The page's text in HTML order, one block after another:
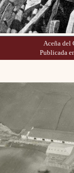
Aceña del
Publicada